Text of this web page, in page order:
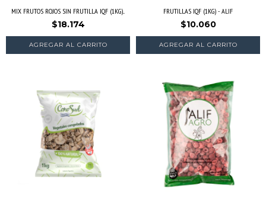
MIX FRUTOS ROJOS SIN FRUTILLA IQF (1KG)...
$18.174
FRUTILLAS IQF (1KG) - ALIF
$10.060